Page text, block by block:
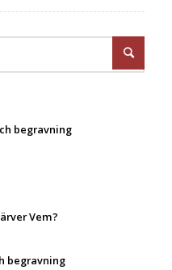
begravning
Vem?
begravning